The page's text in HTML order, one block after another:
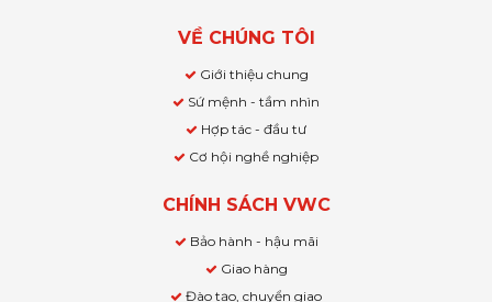
VỀ CHÚNG TÔI
Giới thiệu chung
Sứ mệnh - tầm nhìn
Hợp tác - đầu tư
Cơ hội nghề nghiệp
CHÍNH SÁCH VWC
Bảo hành - hậu mãi
Giao hàng
Đào tạo, chuyển giao